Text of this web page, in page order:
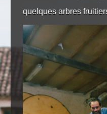
quelques arbres